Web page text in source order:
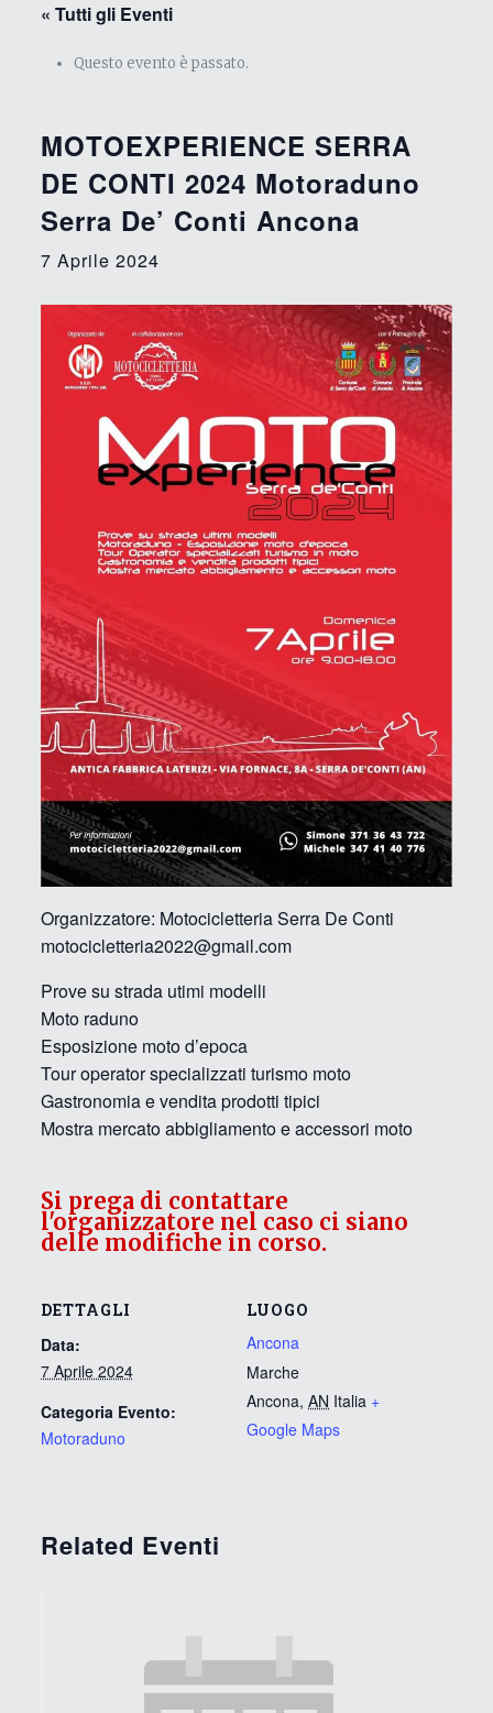
« Tutti gli Eventi
Questo evento è passato.
MOTOEXPERIENCE SERRA
DE CONTI 2024 Motoraduno
Serra De’ Conti Ancona
7 Aprile 2024
Organizzatore: Motocicletteria Serra De Conti
motocicletteria2022@gmail.com
Prove su strada utimi modelli
Moto raduno
Esposizione moto d’epoca
Tour operator specializzati turismo moto
Gastronomia e vendita prodotti tipici
Mostra mercato abbigliamento e accessori moto
DETTAGLI
Data:
7 Aprile 2024
Categoria Evento:
Motoraduno
LUOGO
Ancona
Marche
Ancona, AN Italia +
Google Maps
Related Eventi
Si prega di contattare
l'organizzatore nel caso ci siano
delle modifiche in corso.